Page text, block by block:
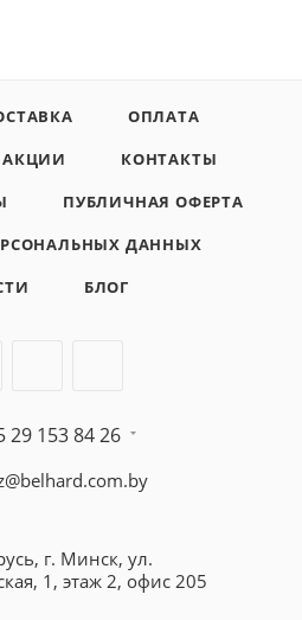
ОПЛАТА
АКЦИИ
КОНТАКТЫ
ПУБЛИЧНАЯ ОФЕРТА
ДАННЫХ
БЛОГ
29 153 84 26
г. Минск, ул.
1, этаж 2, офис 205